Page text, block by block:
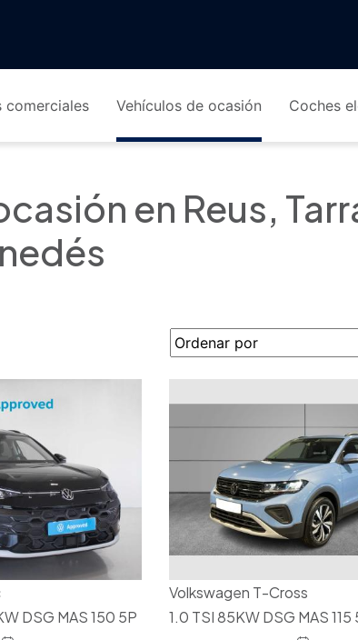
comerciales Vehículos de ocasión Coches
en Reus,
DSG MAS 150 5P
Volkswagen T-Cross
1.0 TSI 85KW DSG MAS 115